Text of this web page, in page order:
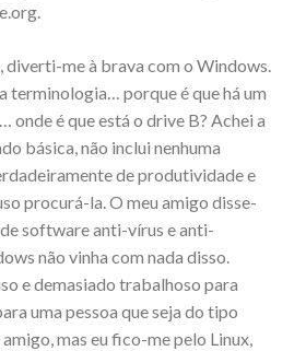
diverti-me à brava com o Windows.
terminologia… porque é que há um
onde é que está o drive B? Achei a
básica, não inclui nenhuma
de produtividade e
procurá-la. O meu amigo disse-
software anti-vírus e anti-
não vinha com nada disso.
e demasiado trabalhoso para
uma pessoa que seja do tipo
mas eu fico-me pelo Linux,